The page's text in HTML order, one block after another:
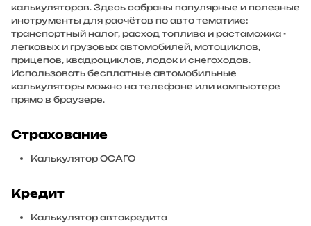
калькуляторов. Здесь собраны популярные и полезные
инструменты для расчётов по авто тематике:
транспортный налог, расход топлива и растаможка -
легковых и грузовых автомобилей, мотоциклов,
прицепов, квадроциклов, лодок и снегоходов.
Использовать бесплатные автомобильные
калькуляторы можно на телефоне или компьютере
прямо в браузере.
Страхование
Калькулятор ОСАГО
Кредит
Калькулятор автокредита